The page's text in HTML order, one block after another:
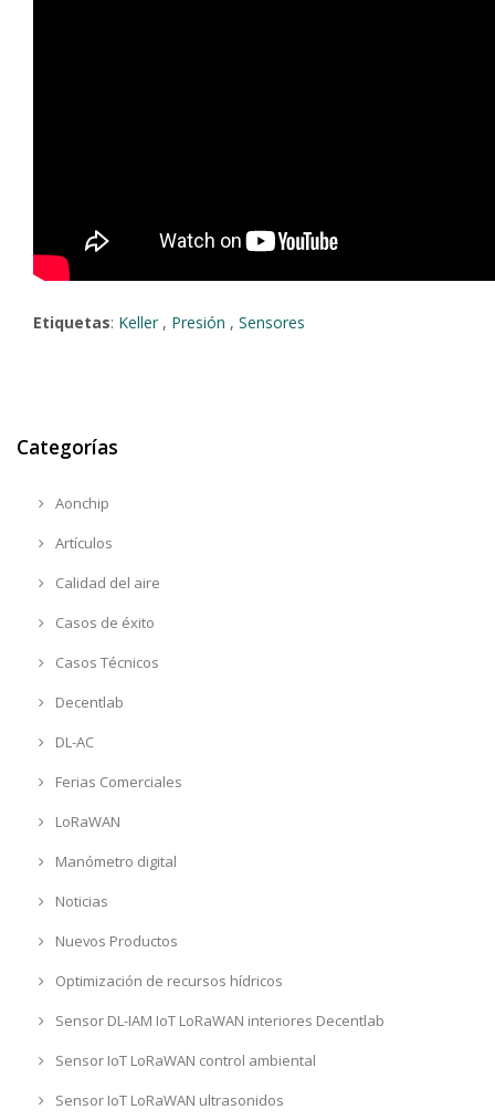
Etiquetas: Keller , Presión , Sensores
Categorías
Aonchip
Artículos
Calidad del aire
Casos de éxito
Casos Técnicos
Decentlab
DL-AC
Ferias Comerciales
LoRaWAN
Manómetro digital
Noticias
Nuevos Productos
Optimización de recursos hídricos
Sensor DL-IAM IoT LoRaWAN interiores Decentlab
Sensor IoT LoRaWAN control ambiental
Sensor IoT LoRaWAN ultrasonidos